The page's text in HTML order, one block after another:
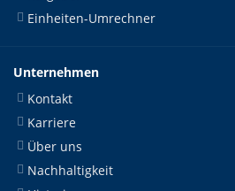
Einheiten-Umrechner
Unternehmen
Kontakt
Karriere
Über uns
Nachhaltigkeit